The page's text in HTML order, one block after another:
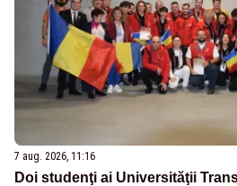
7 aug. 2026, 11:16
Doi studenţi ai Universităţii